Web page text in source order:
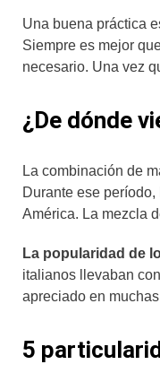
Una buena práctica
Siempre es mejor
necesario. Una vez
¿De dónde
La combinación de
Durante ese
América. La mezcla
La popularidad de
italianos llevaban
apreciado en
5